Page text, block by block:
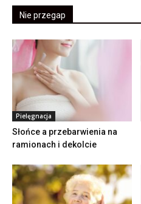
Nie przegap
Pielęgnacja
Słońce a przebarwienia na
ramionach i dekolcie